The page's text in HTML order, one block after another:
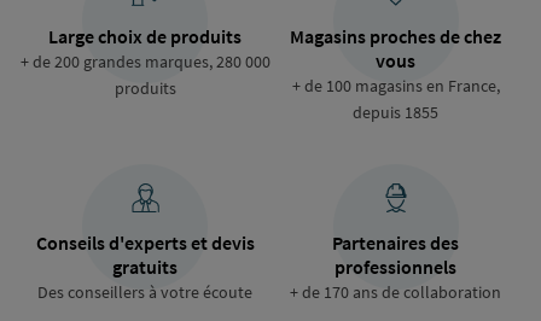
Large choix de produits
+ de 200 grandes marques, 280 000
produits
Magasins proches de chez
vous
+ de 100 magasins en France,
depuis 1855
Conseils d'experts et devis
gratuits
Des conseillers à votre écoute
Partenaires des
professionnels
+ de 170 ans de collaboration